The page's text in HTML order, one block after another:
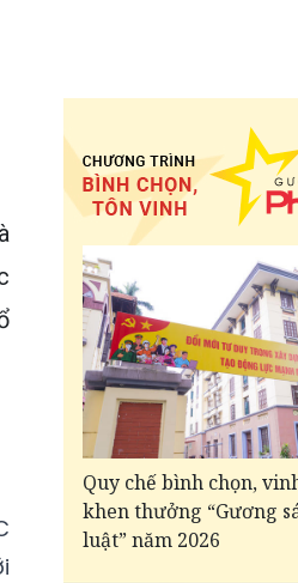
Quy chế bình chọn,
khen thưởng “Gương
luật” năm 2026